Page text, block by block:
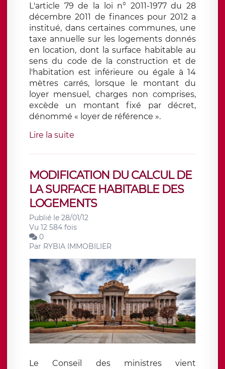
L'article 79 de la loi n° 2011-1977 du 28
décembre 2011 de finances pour 2012 a
institué, dans certaines communes, une
taxe annuelle sur les logements donnés
en location, dont la surface habitable au
sens du code de la construction et de
l'habitation est inférieure ou égale à 14
mètres carrés, lorsque le montant du
loyer mensuel, charges non comprises,
excède un montant fixé par décret,
dénommé « loyer de référence ».
Lire la suite
MODIFICATION DU CALCUL DE
LA SURFACE HABITABLE DES
LOGEMENTS
Publié le 28/01/12
Vu 12 584 fois
0
Par RYBIA IMMOBILIER
Le Conseil des ministres vient